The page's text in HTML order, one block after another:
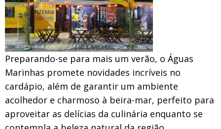
Preparando-se para mais um verão, o Águas
Marinhas promete novidades incríveis no
cardápio, além de garantir um ambiente
acolhedor e charmoso à beira-mar, perfeito para
aproveitar as delícias da culinária enquanto se